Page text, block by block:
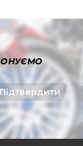
Підтвердити